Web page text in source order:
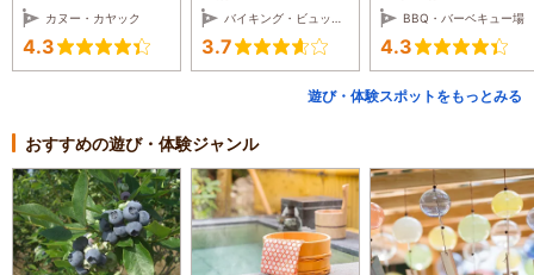
カヌー・カヤック
4.3 3.7
BBQ・バーベキュー場
4.3
遊び・体験スポットをもっとみる
おすすめの遊び・体験ジャンル